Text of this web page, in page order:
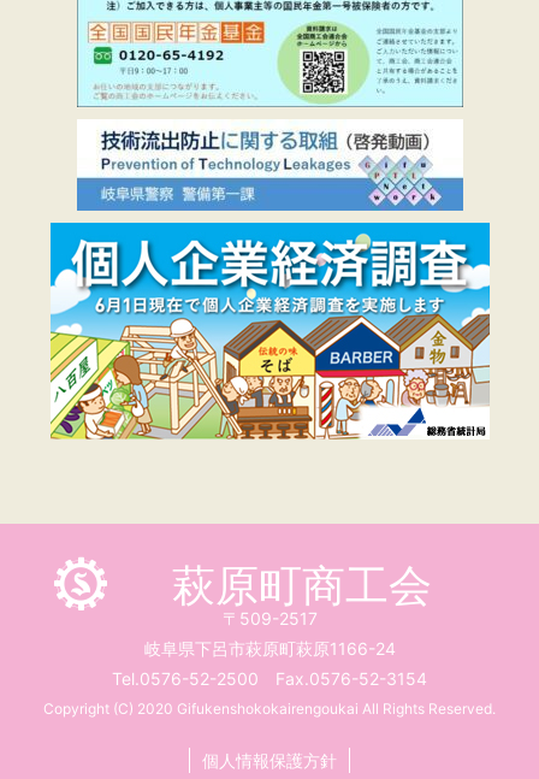
萩原町商工会
〒509-2517
岐阜県下呂市萩原町萩原1166-24
Tel.0576-52-2500 Fax.0576-52-3154
Copyright (C) 2020 Gifukenshokokairengoukai All Rights Reserved.
個人情報保護方針